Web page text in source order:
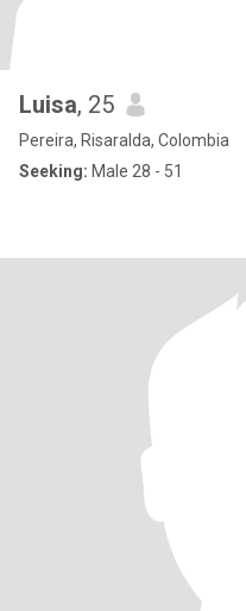
Luisa, 25
Pereira, Risaralda, Colombia
Seeking: Male 28 - 51